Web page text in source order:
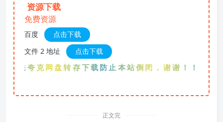
资源下载
免费资源
百度
点击下载
文件 2 地址
点击下载
先夸克网盘转存下载防止本站倒闭，谢谢！！！
正文完